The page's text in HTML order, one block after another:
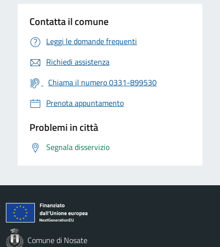
Contatta il comune
Leggi le domande frequenti
Richiedi assistenza
Chiama il numero 0331-899530
Prenota appuntamento
Problemi in città
Segnala disservizio
Comune di Nosate